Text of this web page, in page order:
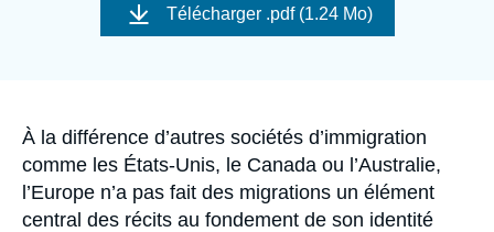
Nous soutenir
couverture
Télécharger .pdf (1.24 Mo)
Accroche
À la différence d’autres sociétés d’immigration
comme les États-Unis, le Canada ou l’Australie,
l’Europe n’a pas fait des migrations un élément
central des récits au fondement de son identité